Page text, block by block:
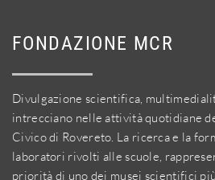
FONDAZIONE MCR
Divulgazione scientifica,
intrecciano nelle attività quotidiane
Civico di Rovereto. La ricerca e la
laboratori rivolti alle scuole,
priorità di uno dei musei scientifici